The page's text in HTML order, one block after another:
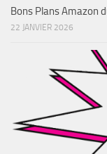
Bons Plans Amazon
22 JANVIER 2026